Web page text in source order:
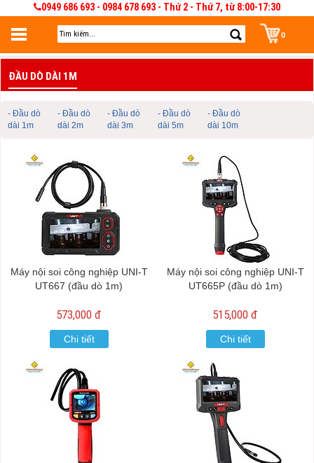
0949 686 693 - 0984 678 693 - Thứ 2 - Thứ 7, từ 8:00-17:30
0
Đăng nhập
Đăng nhập để lưu giỏ hàng 30 ngày. Có thể sửa và quản lý giỏ hàng và đơn
hàng
ĐẦU DÒ DÀI 1M
- Đầu dò
dài 1m
- Đầu dò
dài 2m
- Đầu dò
dài 3m
- Đầu dò
dài 5m
- Đầu dò
dài 10m
Máy nội soi công nghiệp UNI-T
UT667 (đầu dò 1m)
573,000 đ
Chi tiết
Máy nội soi công nghiệp UNI-T
UT665P (đầu dò 1m)
515,000 đ
Chi tiết